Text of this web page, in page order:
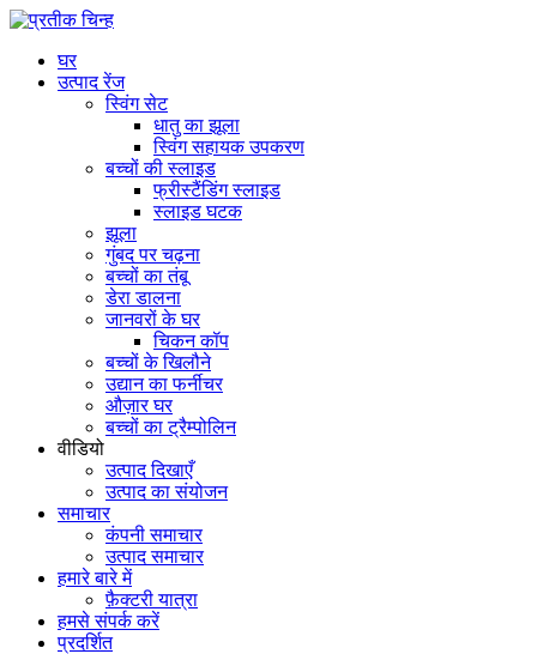
घर
उत्पाद रेंज
स्विंग सेट
धातु का झूला
स्विंग सहायक उपकरण
बच्चों की स्लाइड
फ्रीस्टैंडिंग स्लाइड
स्लाइड घटक
झूला
गुंबद पर चढ़ना
बच्चों का तंबू
डेरा डालना
जानवरों के घर
चिकन कॉप
बच्चों के खिलौने
उद्यान का फर्नीचर
औज़ार घर
बच्चों का ट्रैम्पोलिन
वीडियो
उत्पाद दिखाएँ
उत्पाद का संयोजन
समाचार
कंपनी समाचार
उत्पाद समाचार
हमारे बारे में
फ़ैक्टरी यात्रा
हमसे संपर्क करें
प्रदर्शित